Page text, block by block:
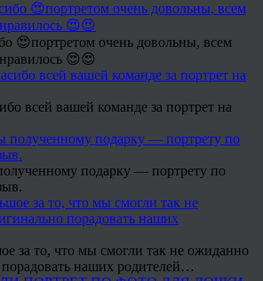
😍портретом очень довольны, всем
😍😍
всей вашей команде за портрет на
подарку — портрету по
за то, что мы смогли так не ожиданно
наших родителей…